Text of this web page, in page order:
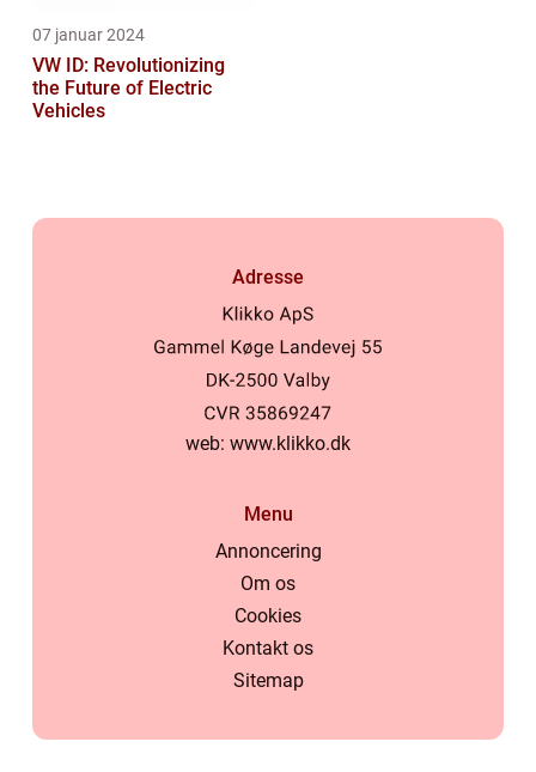
07 januar 2024
VW ID: Revolutionizing
the Future of Electric
Vehicles
Adresse
web: www.klikko.dk
Menu
Annoncering
Om os
Cookies
Kontakt os
Sitemap